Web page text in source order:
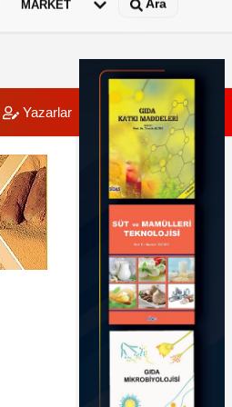
MARKET Ara
Yazarlar Üye Paneli